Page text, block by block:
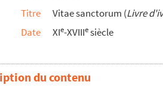
ab archiepiscopo capitulo
de Rouen (Jaffé, n
et de Magneville
Titre
Vitae sanctorum (Livre
Date
XIe-XVIIIesiècle
du contenu